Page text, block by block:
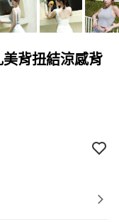
背扭結涼感背